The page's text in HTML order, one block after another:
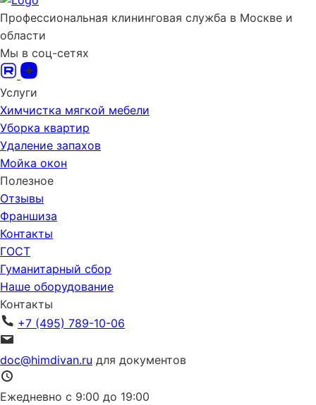
Профессиональная клининговая служба в Москве и
области
Мы в соц-сетях
Услуги
Химчистка мягкой мебели
Уборка квартир
Удаление запахов
Мойка окон
Полезное
Отзывы
Франшиза
Контакты
ГОСТ
Гуманитарный сбор
Наше оборудование
Контакты
+7 (495) 789-10-06
doc@himdivan.ru для документов
Ежедневно с 9:00 до 19:00